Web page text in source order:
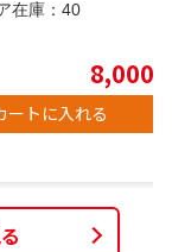
在庫： 40
8,000
ートに入れる